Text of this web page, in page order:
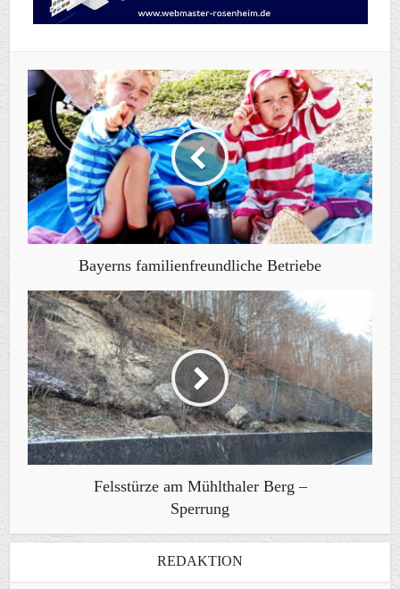
Bayerns familienfreundliche Betriebe
Felsstürze am Mühlthaler Berg –
Sperrung
REDAKTION